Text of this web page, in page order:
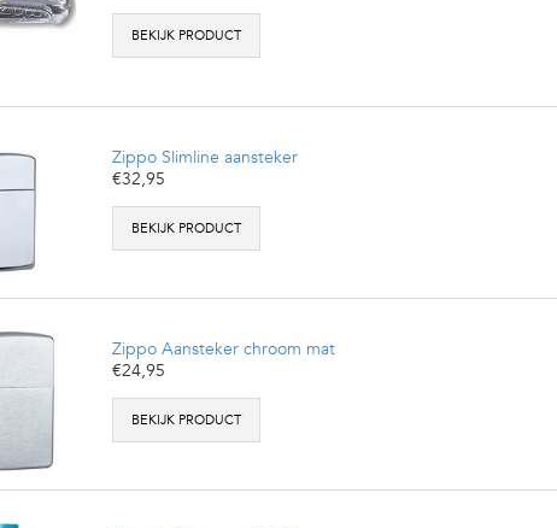
BEKIJK PRODUCT
Zippo Slimline aansteker
€32,95
BEKIJK PRODUCT
Zippo Aansteker chroom mat
€24,95
BEKIJK PRODUCT